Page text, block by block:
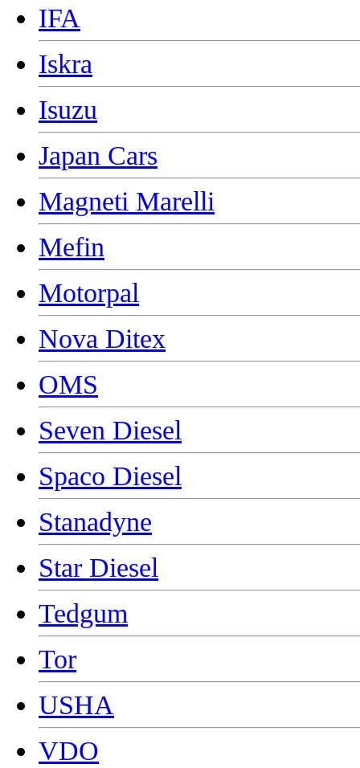
IFA
Iskra
Isuzu
Japan Cars
Magneti Marelli
Mefin
Motorpal
Nova Ditex
OMS
Seven Diesel
Spaco Diesel
Stanadyne
Star Diesel
Tedgum
Tor
USHA
VDO